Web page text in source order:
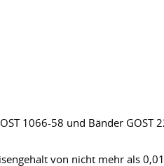
1066-58 und Bänder GOST
von nicht mehr als